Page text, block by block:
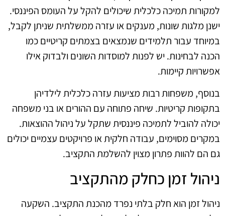
למקורות תמיכה כלכלית שיכולים להקל על העומס הפיננסי.
ישנן מלגות שונות, מענקים או עזרה ממשלתית שניתן לקבל,
במיוחד עבור תלמידים שנמצאים בצמתים קריטיים כמו
הכנה לבחינות. יש לפנות למוסדות השונים ולבדוק אילו
אפשרויות קיימות.
בנוסף, משפחות רבות מציעות עזרה כלכלית לילדיהן
בתקופות קריטיות. שיחה פתוחה עם ההורים או בני משפחה
יכולה להוביל לתמיכה פיננסית שתקל על ניהול ההוצאות.
במקרים מסוימים, עבודה חלקית או פרויקטים עצמיים יכולים
גם הם להוות פתרון מצוין להשלמת התקציב.
ניהול זמן כחלק מהתקציב
ניהול זמן הוא חלק בלתי נפרד מהכנת התקציב. השקעה